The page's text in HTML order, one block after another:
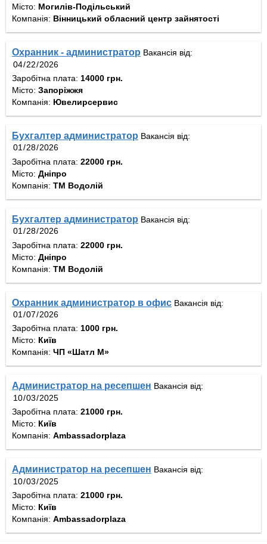
Місто: Могилів-Подільський
Компанія: Вінницький обласний центр зайнятості
Охранник - администратор Вакансія від:
Заробітна плата: 14000 грн.
Місто: Запоріжжя
Компанія: Ювелирсервис
Бухгалтер администратор Вакансія від:
Заробітна плата: 22000 грн.
Місто: Дніпро
Компанія: ТМ Водолій
Бухгалтер администратор Вакансія від:
Заробітна плата: 22000 грн.
Місто: Дніпро
Компанія: ТМ Водолій
Охранник администратор в офис Вакансія від:
Заробітна плата: 1000 грн.
Місто: Київ
Компанія: ЧП «Шатл М»
Администратор на ресепшен Вакансія від:
Заробітна плата: 21000 грн.
Місто: Київ
Компанія: Ambassadorplaza
Администратор на ресепшен Вакансія від:
Заробітна плата: 21000 грн.
Місто: Київ
Компанія: Ambassadorplaza